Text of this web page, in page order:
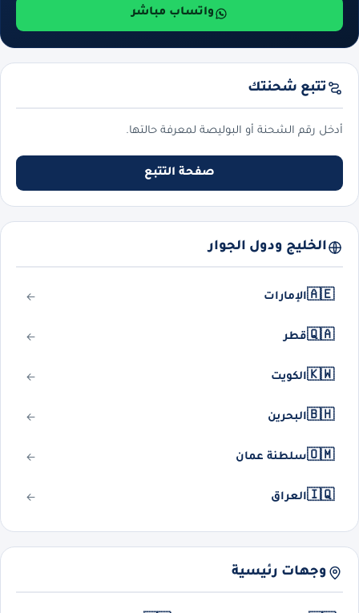
واتساب مباشر
تتبع شحنتك
أدخل رقم الشحنة أو البوليصة لمعرفة حالتها.
صفحة التتبع
الخليج ودول الجوار
🇦🇪الإمارات
🇶🇦قطر
🇰🇼الكويت
🇧🇭البحرين
🇴🇲سلطنة عمان
🇮🇶العراق
وجهات رئيسية